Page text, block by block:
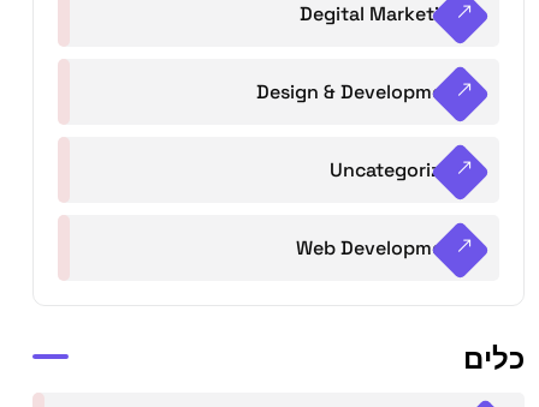
Degital Marketing
Design & Development
Uncategorized
Web Development
כלים